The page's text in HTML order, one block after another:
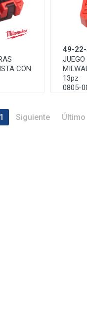
CON
49-
13pz
0805-
1 Siguiente Último